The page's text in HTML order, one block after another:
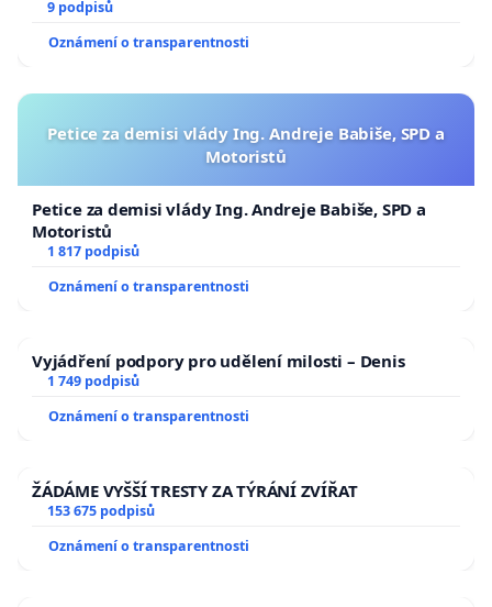
9 podpisů
Oznámení o transparentnosti
Petice za demisi vlády Ing. Andreje Babiše, SPD a
Motoristů
Petice za demisi vlády Ing. Andreje Babiše, SPD a
Motoristů
1 817 podpisů
Oznámení o transparentnosti
Vyjádření podpory pro udělení milosti – Denis
1 749 podpisů
Oznámení o transparentnosti
ŽÁDÁME VYŠŠÍ TRESTY ZA TÝRÁNÍ ZVÍŘAT
153 675 podpisů
Oznámení o transparentnosti